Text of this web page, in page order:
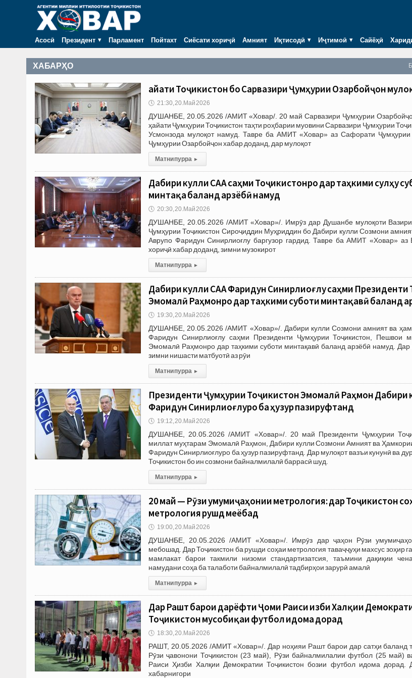
Асосӣ Президент Парламент Пойтахт Сиёсати хориҷӣ Амният Иқтисодӣ Иҷтимоӣ Сайёҳӣ
ХАБАРҲО
Ҳайати Тоҷикистон бо Сарвазири Ҷумҳурии Озарбойҷон
🕔 21:30, 20.Май 2026
ДУШАНБЕ, 20.05.2026 /АМИТ «Ховар/. 20 май Сарвазири Ҷумҳурии
ҳайати Ҷумҳурии Тоҷикистон таҳти роҳбарии муовини Сарвазири Ҷумҳурии
Усмонзода мулоқот намуд. Тавре ба АМИТ «Ховар» аз Сафорати Ҷумҳурии
Ҷумҳурии Озарбойҷон хабар доданд, дар мулоқот
Матни пурра ▸
Дабири кулли САҲА саҳми Тоҷикистонро дар таҳкими сулҳу
минтақа баланд арзёбӣ намуд
🕔 20:30, 20.Май 2026
ДУШАНБЕ, 20.05.2026 /АМИТ «Ховар»/. Имрӯз дар Душанбе мулоқоти Вазири
Ҷумҳурии Тоҷикистон Сироҷиддин Муҳриддин бо Дабири кулли Созмони
Аврупо Фаридун Синирлиоғлу баргузор гардид. Тавре ба АМИТ «Ховар» аз
хориҷӣ хабар доданд, зимни музокирот
Матни пурра ▸
Дабири кулли САҲА Фаридун Синирлиоғлу саҳми Президенти
Эмомалӣ Раҳмонро дар таҳкими суботи минтақавӣ баланд
🕔 19:30, 20.Май 2026
ДУШАНБЕ, 20.05.2026 /АМИТ «Ховар»/. Дабири кулли Созмони амният ва
Фаридун Синирлиоғлу саҳми Президенти Ҷумҳурии Тоҷикистон, Пешвои
Эмомалӣ Раҳмонро дар таҳкими суботи минтақавӣ баланд арзёбӣ намуд. Дар
зимни нишасти матбуотӣ аз рӯи
Матни пурра ▸
Президенти Ҷумҳурии Тоҷикистон Эмомалӣ Раҳмон Дабири
Фаридун Синирлиоғлуро ба ҳузур пазируфтанд
🕔 19:12, 20.Май 2026
ДУШАНБЕ, 20.05.2026 /АМИТ «Ховар»/. 20 май Президенти Ҷумҳурии
миллат муҳтарам Эмомалӣ Раҳмон, Дабири кулли Созмони Амният ва
Фаридун Синирлиоғлуро ба ҳузур пазируфтанд. Дар мулоқот вазъи кунунӣ ва
Тоҷикистон бо ин созмони байналмилалӣ баррасӣ шуд.
Матни пурра ▸
20 май — Рӯзи умумиҷаҳонии метрология: дар Тоҷикистон
метрология рушд меёбад
🕔 19:00, 20.Май 2026
ДУШАНБЕ, 20.05.2026 /АМИТ «Ховар»/. Имрӯз дар ҷаҳон Рӯзи
мебошад. Дар Тоҷикистон ба рушди соҳаи метрология таваҷҷуҳи махсус зоҳир
мамлакат барои такмили низоми стандартизатсия, таъмини дақиқии
намудани соҳа ба талаботи байналмилалӣ тадбирҳои зарурӣ амалӣ
Матни пурра ▸
Дар Рашт барои дарёфти Ҷоми Раиси Ҳизби Халқии
Тоҷикистон мусобиқаи футбол идома дорад
🕔 18:30, 20.Май 2026
РАШТ, 20.05.2026 /АМИТ «Ховар»/. Дар ноҳияи Рашт барои дар сатҳи баланд
Рӯзи ҷавонони Тоҷикистон (23 май), Рӯзи байналмилалии футбол (25 май)
Раиси Ҳизби Халқии Демократии Тоҷикистон бозии футбол идома дорад.
хабарнигори